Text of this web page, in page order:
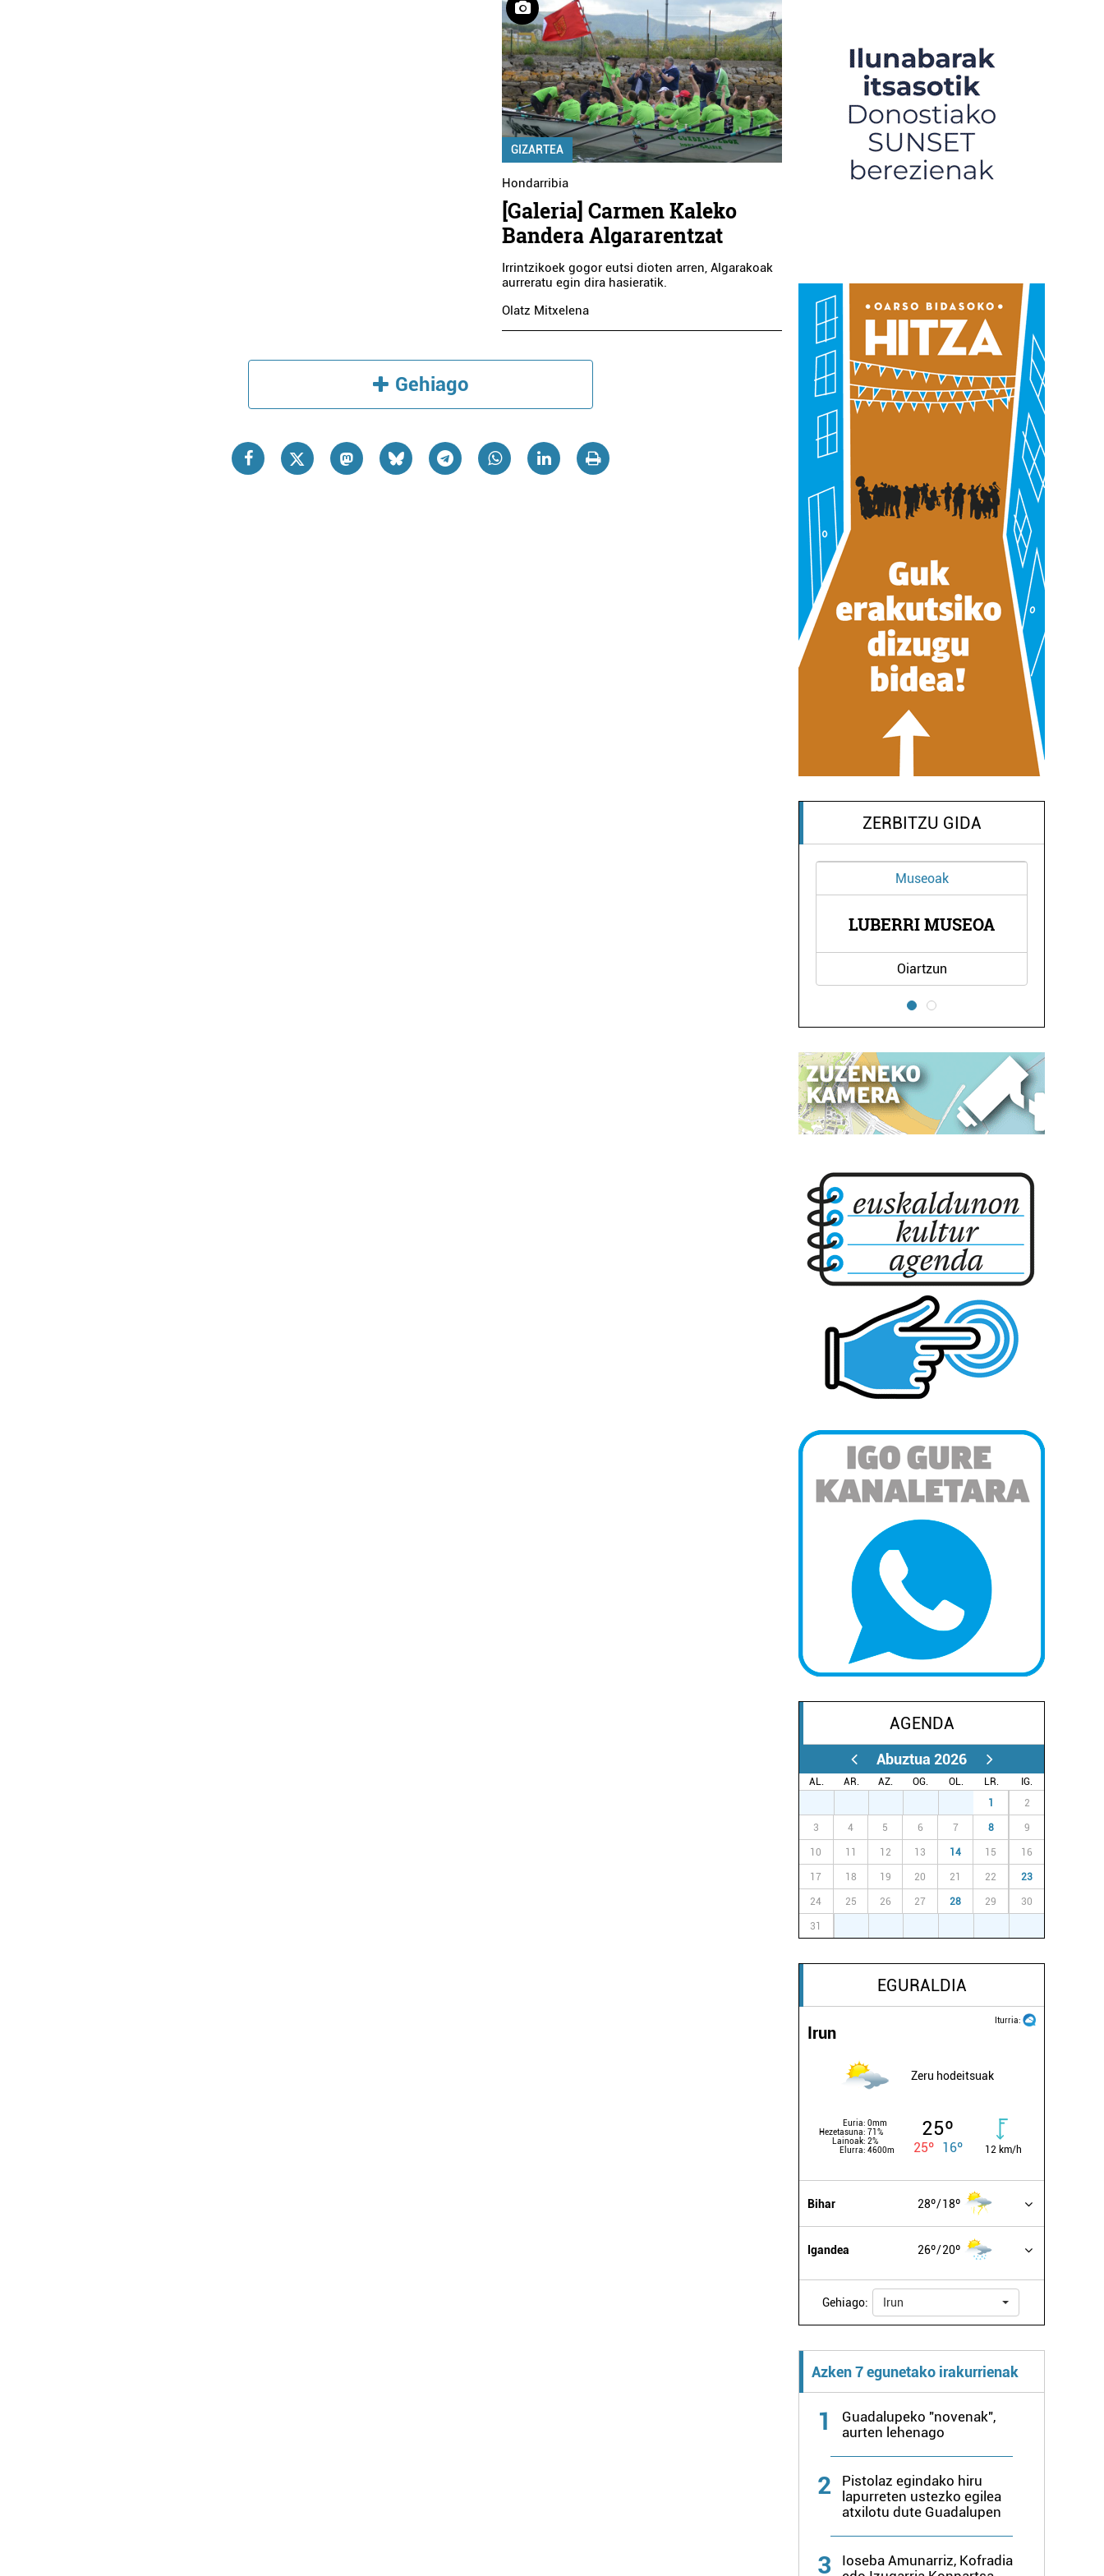
GIZARTEA
Hondarribia
[Galeria] Carmen Kaleko
Bandera Algararentzat
Irrintzikoek gogor eutsi dioten arren, Algarakoak
aurreratu egin dira hasieratik.
Olatz Mitxelena
Gehiago
ZERBITZU GIDA
Museoak
LUBERRI MUSEOA
Oiartzun
AGENDA
Abuztua 2026
AL. AR. AZ. OG. OL. LR.
IG.
1 2
3 4 5 6 7 8 9
10 11 12 13 14 15 16
17 18 19 20 21 22 23
24 25 26 27 28 29 30
31
EGURALDIA
Iturria:
Irun
Zeru hodeitsuak
Euria: 0mm
Hezetasuna: 71%
Lainoak: 2%
Elurra: 4600m
25º
25º 16º 12 km/h
Bihar 28º 18º
Igandea 26º 20º
Gehiago: Irun
Azken 7 egunetako irakurrienak
1
Guadalupeko "novenak",
aurten lehenago
2
Pistolaz egindako hiru
lapurreten ustezko egilea
atxilotu dute Guadalupen
3
Ioseba Amunarriz, Kofradia